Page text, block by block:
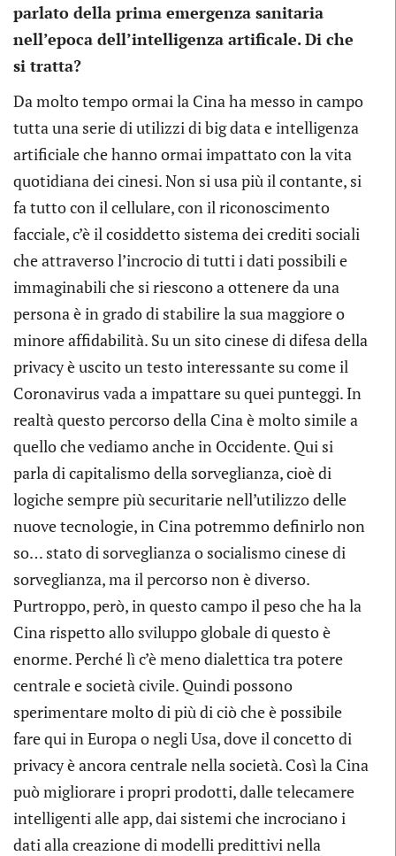
parlato della prima emergenza sanitaria
nell’epoca dell’intelligenza artificale. Di che
si tratta?
Da molto tempo ormai la Cina ha messo in campo
tutta una serie di utilizzi di big data e intelligenza
artificiale che hanno ormai impattato con la vita
quotidiana dei cinesi. Non si usa più il contante, si
fa tutto con il cellulare, con il riconoscimento
facciale, c’è il cosiddetto sistema dei crediti sociali
che attraverso l’incrocio di tutti i dati possibili e
immaginabili che si riescono a ottenere da una
persona è in grado di stabilire la sua maggiore o
minore affidabilità. Su un sito cinese di difesa della
privacy è uscito un testo interessante su come il
Coronavirus vada a impattare su quei punteggi. In
realtà questo percorso della Cina è molto simile a
quello che vediamo anche in Occidente. Qui si
parla di capitalismo della sorveglianza, cioè di
logiche sempre più securitarie nell’utilizzo delle
nuove tecnologie, in Cina potremmo definirlo non
so… stato di sorveglianza o socialismo cinese di
sorveglianza, ma il percorso non è diverso.
Purtroppo, però, in questo campo il peso che ha la
Cina rispetto allo sviluppo globale di questo è
enorme. Perché lì c’è meno dialettica tra potere
centrale e società civile. Quindi possono
sperimentare molto di più di ciò che è possibile
fare qui in Europa o negli Usa, dove il concetto di
privacy è ancora centrale nella società. Così la Cina
può migliorare i propri prodotti, dalle telecamere
intelligenti alle app, dai sistemi che incrociano i
dati alla creazione di modelli predittivi nella